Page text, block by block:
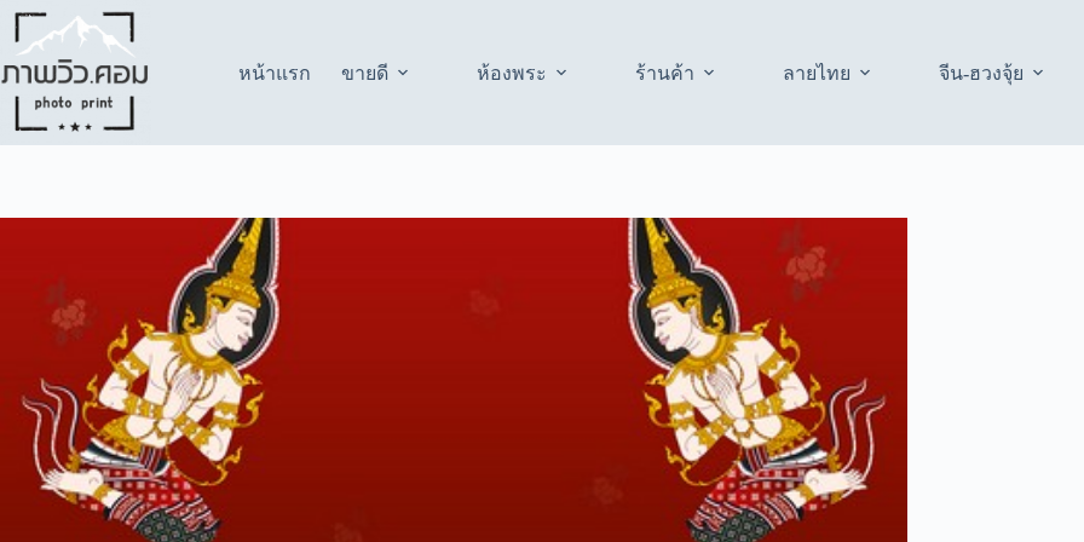
Skip
content
หน้าแรก
ขายดี ห้องพระ ร้านค้า ลายไทย จีน-ฮวงจุ้ย